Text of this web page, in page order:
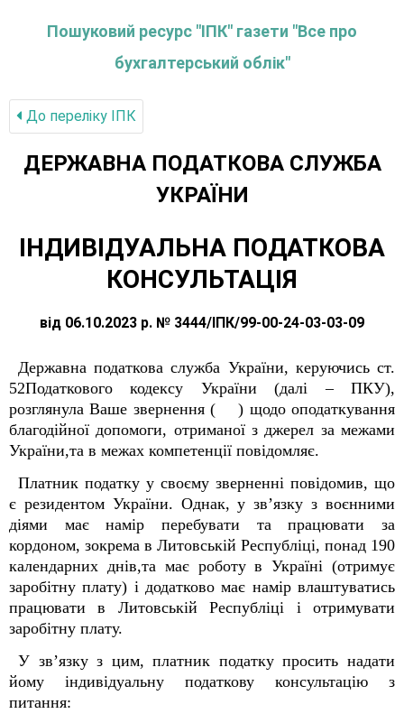
Пошуковий ресурс "ІПК" газети "Все про
бухгалтерський облік"
До переліку IПК
ДЕРЖАВНА ПОДАТКОВА СЛУЖБА
УКРАЇНИ
ІНДИВІДУАЛЬНА ПОДАТКОВА
КОНСУЛЬТАЦІЯ
від 06.10.2023 р. № 3444/ІПК/99-00-24-03-03-09
Державна податкова служба України, керуючись ст.
52Податкового кодексу України (далі – ПКУ),
розглянула Ваше звернення ( ) щодо оподаткування
благодійної допомоги, отриманої з джерел за межами
України,та в межах компетенції повідомляє.
Платник податку у своєму зверненні повідомив, що
є резидентом України. Однак, у зв’язку з воєнними
діями має намір перебувати та працювати за
кордоном, зокрема в Литовській Республіці, понад 190
календарних днів,та має роботу в Україні (отримує
заробітну плату) і додатково має намір влаштуватись
працювати в Литовській Республіці і отримувати
заробітну плату.
У зв’язку з цим, платник податку просить надати
йому індивідуальну податкову консультацію з
питання: